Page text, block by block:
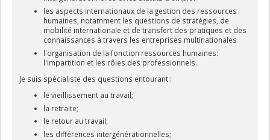
les aspects internationaux de la gestion des ressources
humaines, notamment les questions de stratégies, de
mobilité internationale et de transfert des pratiques et des
connaissances à travers les entreprises multinationales
l'organisation de la fonction ressources humaines:
l'impartition et les rôles des professionnels.
Je suis spécialiste des questions entourant :
le vieillissement au travail;
la retraite;
le retour au travail;
les différences intergénérationnelles;